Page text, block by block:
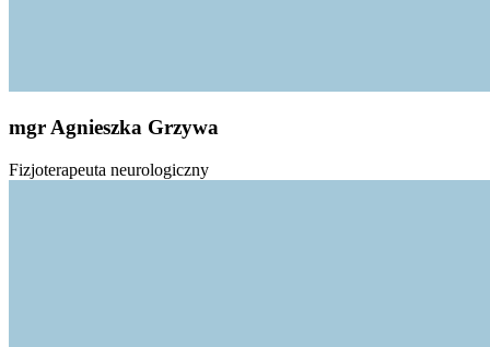
mgr Agnieszka Grzywa
Fizjoterapeuta neurologiczny